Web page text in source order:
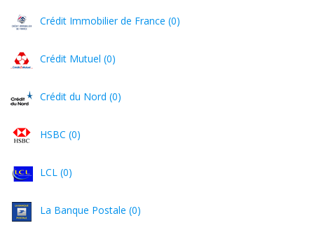
Crédit Immobilier de France (0)
Crédit Mutuel (0)
Crédit du Nord (0)
HSBC (0)
LCL (0)
La Banque Postale (0)